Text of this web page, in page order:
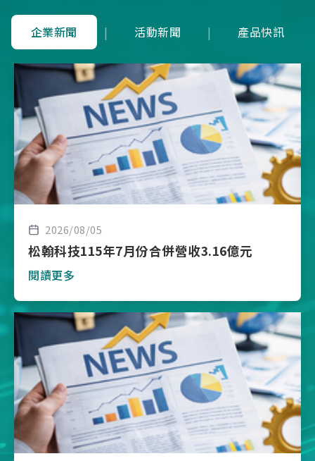
企業新聞 | 活動新聞 | 產品快訊
2026/08/05
松翰科技115年7月份合併營收3.16億元
閱讀更多